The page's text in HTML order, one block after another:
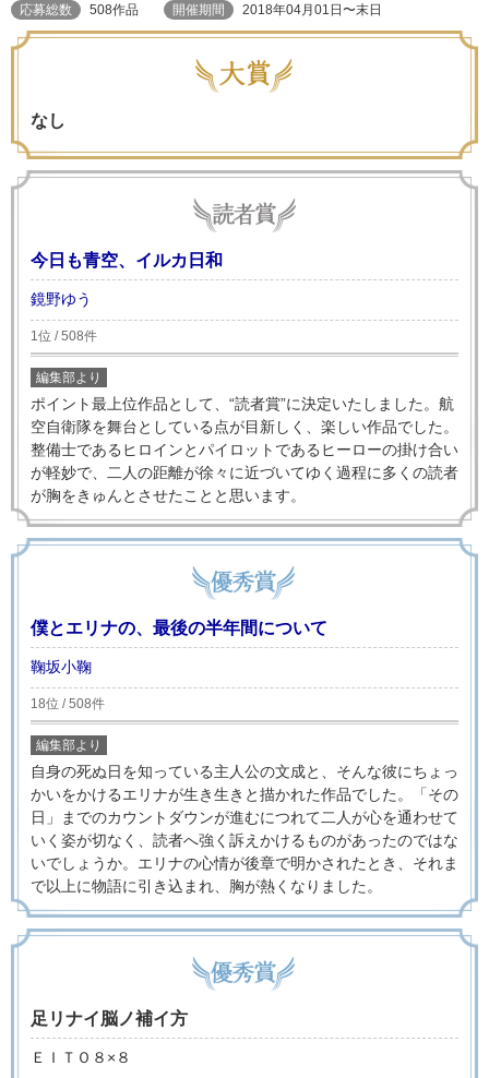
応募総数 508作品 開催期間 2018年04月01日〜末日
なし
今日も青空、イルカ日和
鏡野ゆう
1位 / 508件
編集部より
ポイント最上位作品として、“読者賞”に決定いたしました。航
空自衛隊を舞台としている点が目新しく、楽しい作品でした。
整備士であるヒロインとパイロットであるヒーローの掛け合い
が軽妙で、二人の距離が徐々に近づいてゆく過程に多くの読者
が胸をきゅんとさせたことと思います。
僕とエリナの、最後の半年間について
鞠坂小鞠
18位 / 508件
編集部より
自身の死ぬ日を知っている主人公の文成と、そんな彼にちょっ
かいをかけるエリナが生き生きと描かれた作品でした。「その
日」までのカウントダウンが進むにつれて二人が心を通わせて
いく姿が切なく、読者へ強く訴えかけるものがあったのではな
いでしょうか。エリナの心情が後章で明かされたとき、それま
で以上に物語に引き込まれ、胸が熱くなりました。
足リナイ脳ノ補イ方
ＥＩＴＯ８×８